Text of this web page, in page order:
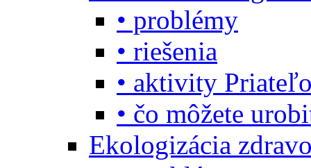
• problémy
• riešenia
• aktivity
• čo môžete
Ekologizácia